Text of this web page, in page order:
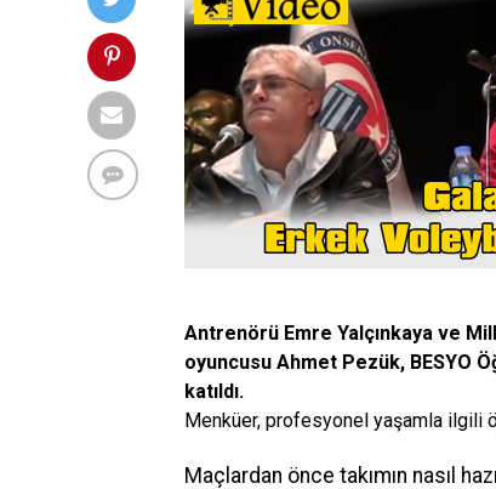
Antrenörü Emre Yalçınkaya ve
oyuncusu Ahmet Pezük, BESYO
katıldı.
Menküer, profesyonel yaşamla ilgili
Maçlardan önce takımın nasıl